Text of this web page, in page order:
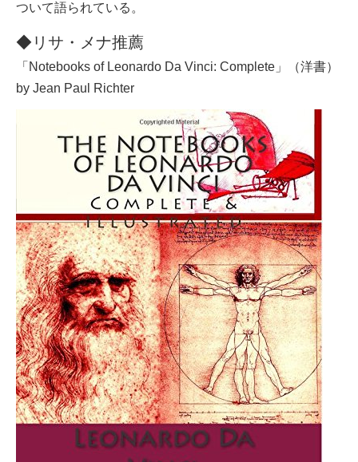
ついて語られている。
◆リサ・メナ推薦
「Notebooks of Leonardo Da Vinci: Complete」（洋書）
by Jean Paul Richter